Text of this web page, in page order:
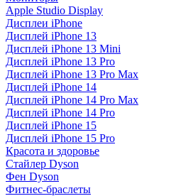
Apple Studio Display
Дисплеи iPhone
Дисплей iPhone 13
Дисплей iPhone 13 Mini
Дисплей iPhone 13 Pro
Дисплей iPhone 13 Pro Max
Дисплей iPhone 14
Дисплей iPhone 14 Pro Max
Дисплей iPhone 14 Pro
Дисплей iPhone 15
Дисплей iPhone 15 Pro
Красота и здоровье
Стайлер Dyson
Фен Dyson
Фитнес-браслеты